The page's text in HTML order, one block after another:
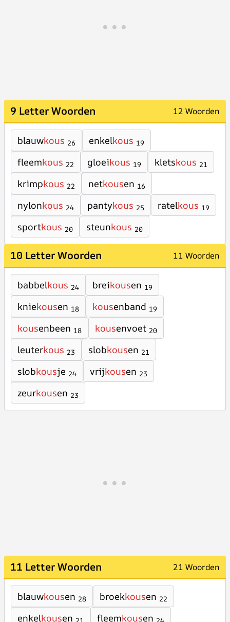
9 Letter Woorden 12 Woorden
blauwkous 26 enkelkous 19
fleemkous 22 gloeikous 19 kletskous 21
krimpkous 22 netkousen 16
nylonkous 24 pantykous 25 ratelkous 19
sportkous 20 steunkous 20
10 Letter Woorden 11 Woorden
babbelkous 24 breikousen 19
kniekousen 18 kousenband 19
kousenbeen 18 kousenvoet 20
leuterkous 23 slobkousen 21
slobkousje 24 vrijkousen 23
zeurkousen 23
11 Letter Woorden 21 Woorden
blauwkousen 28 broekkousen 22
enkelkousen fleemkousen